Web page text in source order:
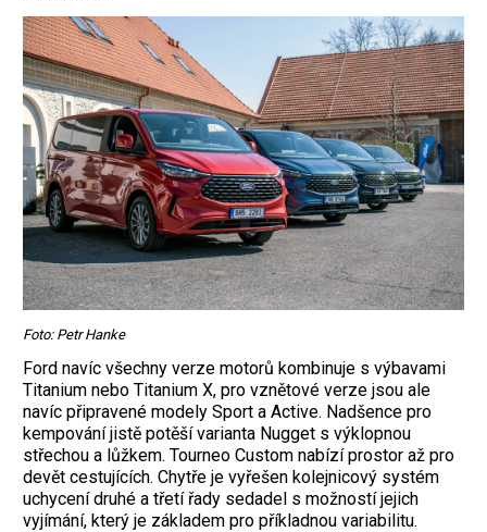
Foto: Petr Hanke
Ford navíc všechny verze motorů kombinuje s výbavami
Titanium nebo Titanium X, pro vznětové verze jsou ale
navíc připravené modely Sport a Active. Nadšence pro
kempování jistě potěší varianta Nugget s výklopnou
střechou a lůžkem. Tourneo Custom nabízí prostor až pro
devět cestujících. Chytře je vyřešen kolejnicový systém
uchycení druhé a třetí řady sedadel s možností jejich
vyjímání, který je základem pro příkladnou variabilitu.